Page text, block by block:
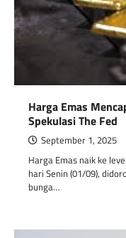
Harga Emas
Spekulasi The Fed
September 1, 2025
Harga Emas naik ke
hari Senin (01/09),
bunga…